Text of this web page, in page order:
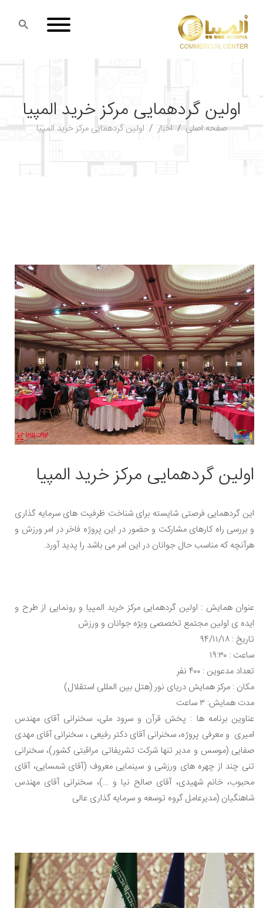
اولین گردهمایی مرکز خرید المپیا
صفحه اصلی اخبار اولین گردهمایی مرکز خرید المپیا
اولین گردهمایی مرکز خرید المپیا
این گردهمایی فرصتی شایسته برای شناخت ظرفیت های سرمایه گذاری
و بررسی راه کارهای مشارکت و حضور در این پروژه فاخر در امر ورزش و
هرآنچه که مناسب حال جوانان در این امر می باشد را پدید آورد.
عنوان همایش : اولین گردهمایی مرکز خرید المپیا و رونمایی از طرح و
ایده ی اولین مجتمع تخصصی ویژه جوانان و ورزش
تاریخ : ۹۴/۱۱/۱۸
ساعت : ۱۹:۳۰
تعداد مدعوین : ۴۰۰ نفر
مکان : مرکز همایش دریای نور (هتل بین المللی استقلال)
مدت همایش: ۳ ساعت
عناوین برنامه ها : پخش قرآن و سرود ملی، سخنرانی آقای مهندس
امیری و معرفی پروژه، سخنرانی آقای دکتر رفیعی ، سخنرانی آقای مهدی
صفایی (موسس و مدیر تنها شرکت تشریفاتی مراقبتی کشور)، سخنرانی
تنی چند از چهره های ورزشی و سینمایی معروف (آقای شمسایی، آقای
محبوب، خانم شهیدی، آقای صالح نیا و …)، سخنرانی آقای مهندس
شاهنگیان (مدیرعامل گروه توسعه و سرمایه گذاری عالی